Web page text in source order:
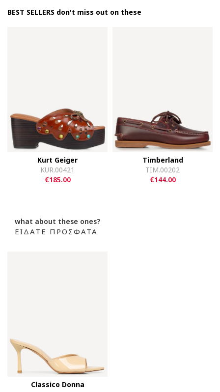
BEST SELLERS don't miss out on these
Kurt Geiger
KUR.00421
€185.00
Timberland
TIM.00202
€144.00
what about these ones?
ΕΙΔΑΤΕ ΠΡΟΣΦΑΤΑ
Classico Donna